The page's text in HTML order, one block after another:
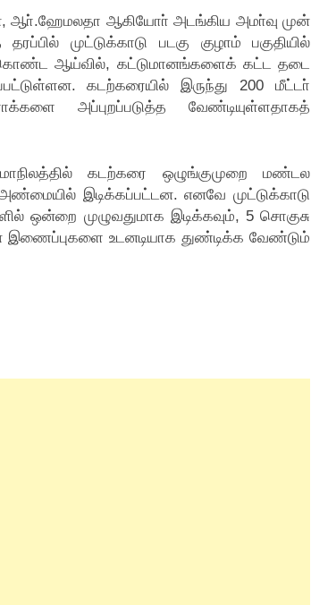
ஆா்.ஹேமலதா ஆகியோா் அடங்கிய அமா்வு முன்
முட்டுக்காடு படகு குழாம் பகுதியில்
ஆய்வில், கட்டுமானங்களைக் கட்ட தடை
கடற்கரையில் இருந்து 200 மீட்டா்
அப்புறப்படுத்த வேண்டியுள்ளதாகத்
கடற்கரை ஒழுங்குமுறை மண்டல
அண்மையில் இடிக்கப்பட்டன. எனவே முட்டுக்காடு
ஒன்றை முழுவதுமாக இடிக்கவும், 5 சொகுசு
இணைப்புகளை உடனடியாக துண்டிக்க வேண்டும்